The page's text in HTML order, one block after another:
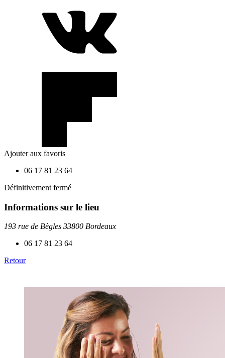
Ajouter aux favoris
06 17 81 23 64
Définitivement fermé
Informations sur le lieu
193 rue de Bègles 33800 Bordeaux
06 17 81 23 64
Retour